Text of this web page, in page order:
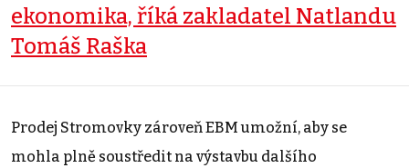
ekonomika, říká zakladatel Natlandu
Tomáš Raška
Prodej Stromovky zároveň EBM umožní, aby se
mohla plně soustředit na výstavbu dalšího